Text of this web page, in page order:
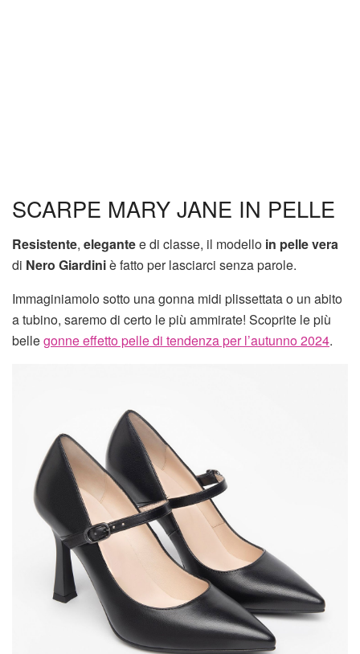
SCARPE MARY JANE IN PELLE
Resistente, elegantee di classe, il modello in pelle vera
di Nero Giardiniè fatto per lasciarci senza parole.
Immaginiamolo sotto una gonna midi plissettata o un abito
a tubino, saremo di certo le più ammirate! Scoprite le più
bellegonne effetto pelle di tendenza per l’autunno 2024.